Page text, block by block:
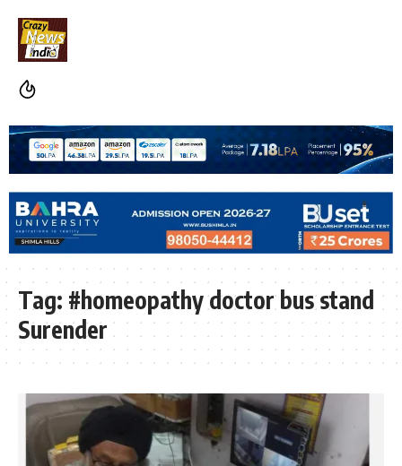
Tag: #homeopathy doctor bus stand
Surender